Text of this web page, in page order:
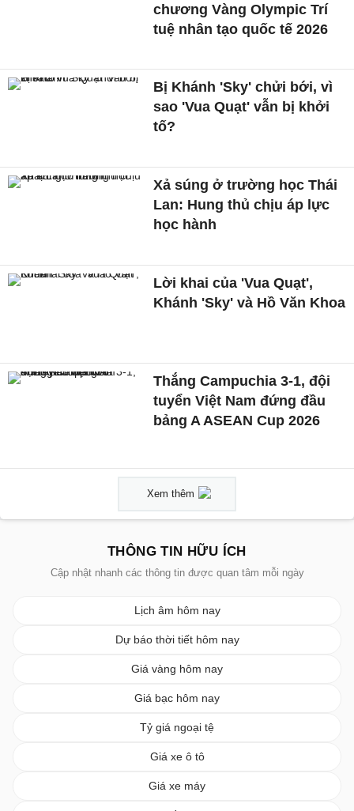
chương Vàng Olympic Trí
tuệ nhân tạo quốc tế 2026
Bị Khánh 'Sky' chửi bới, vì
sao 'Vua Quạt' vẫn bị khởi
tố?
Xả súng ở trường học Thái
Lan: Hung thủ chịu áp lực
học hành
Lời khai của 'Vua Quạt',
Khánh 'Sky' và Hồ Văn Khoa
Thắng Campuchia 3-1, đội
tuyển Việt Nam đứng đầu
bảng A ASEAN Cup 2026
Xem thêm
THÔNG TIN HỮU ÍCH
Cập nhật nhanh các thông tin được quan tâm mỗi ngày
Lịch âm hôm nay
Dự báo thời tiết hôm nay
Giá vàng hôm nay
Giá bạc hôm nay
Tỷ giá ngoại tệ
Giá xe ô tô
Giá xe máy